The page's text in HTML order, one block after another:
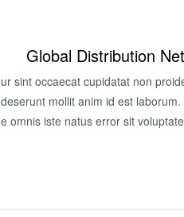
Global Distribution
sint occaecat cupidatat non
mollit anim id est
omnis iste natus error sit